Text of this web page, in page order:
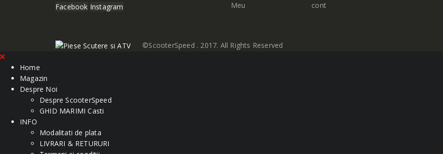
Facebook Instagram
Meu
cont
©ScooterSpeed . 2017. All Rights Reserved
Home
Magazin
Despre Noi
Despre ScooterSpeed
GHID MARIMI Casti
INFO
Modalitati de plata
LIVRARI & RETURURI